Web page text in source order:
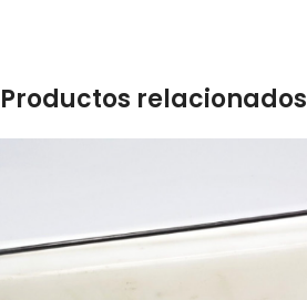
Productos relacionados